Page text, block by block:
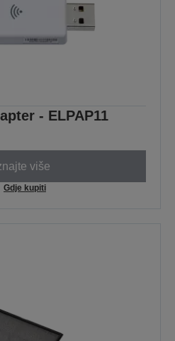
- ELPAP11
više
Gdje kupiti